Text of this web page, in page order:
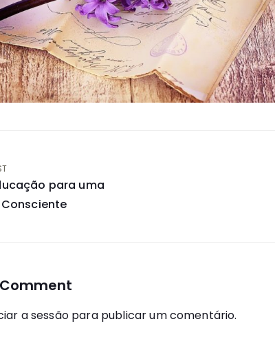
para uma
a sessãopara publicar um comentário.